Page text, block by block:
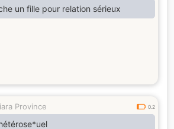
un fille pour relation sérieux
Province 0.2